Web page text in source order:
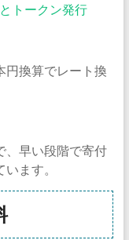
トークン発行
円換算でレート換
、早い段階で寄付
ます。